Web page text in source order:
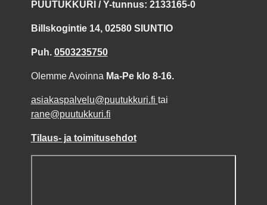
PUUTUKKURI / Y-tunnus: 2133165-0
Billskogintie 14, 02580 SIUNTIO
Puh. 0503235750
Olemme Avoinna Ma-Pe klo 8-16.
asiakaspalvelu@puutukkuri.fi tai
rane@puutukkuri.fi
Tilaus- ja toimitusehdot